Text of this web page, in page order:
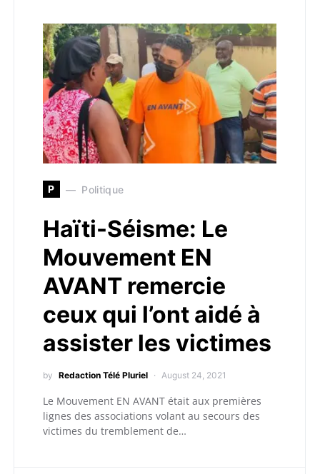
P Politique
Haïti-Séisme: Le
Mouvement EN
AVANT remercie
ceux qui l’ont aidé à
assister les victimes
by Redaction Télé Pluriel August 24, 2021
Le Mouvement EN AVANT était aux premières
lignes des associations volant au secours des
victimes du tremblement de…